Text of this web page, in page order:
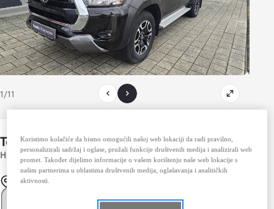
1/11
Toyota Hilux
HILUX MY25 2.8 D-4D HYBRID 48V DC A/T6 CITY PLUS
Spremi automobil
Mostar
Koristimo kolačiće da bismo omogućili našoj web lokaciji da radi pravilno,
personalizirali sadržaj i oglase, pružali funkcije društvenih medija i analizirali web
promet. Također dijelimo informacije o vašem korištenju naše web lokacije s
našim partnerima u oblastima društvenih medija, oglašavanja i analitičkih
aktivnosti.